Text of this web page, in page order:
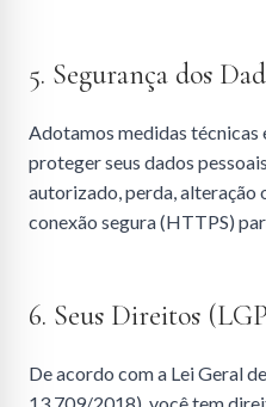
5. Segurança dos
Adotamos medidas técnicas
proteger seus dados
autorizado, perda, alteração
conexão segura (HTTPS)
6. Seus Direitos
De acordo com a Lei Geral